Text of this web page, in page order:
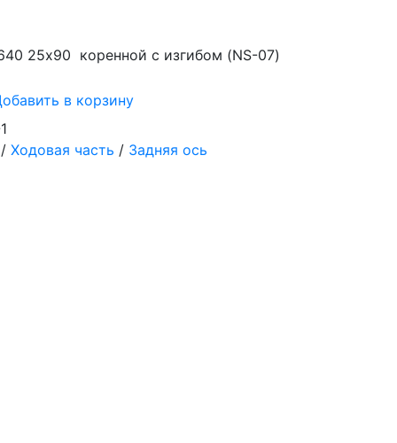
25х90 коренной с изгибом (NS-07)
в корзину
/ Ходовая часть / Задняя ось